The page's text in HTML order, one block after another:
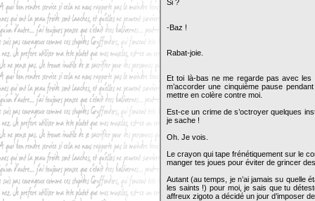
Si ?
-Baz !
Rabat-joie.
Et toi là-bas ne me regarde pas avec
m’accorder une cinquième pause
mettre en colère contre moi.
Est-ce un crime de s’octroyer quelques
je sache !
Oh. Je vois.
Le crayon qui tape frénétiquement sur le
manger tes joues pour éviter de grincer
Autant (au temps, je n’ai jamais su quelle
les saints !) pour moi, je sais que tu
affreux zigoto a décidé un jour d’imposer